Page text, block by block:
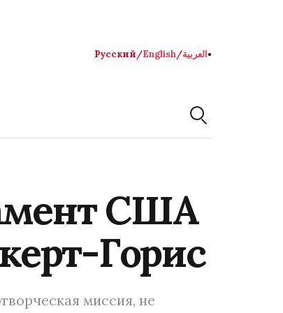
Русский/English/العربية●
США
Горис
миссия, не